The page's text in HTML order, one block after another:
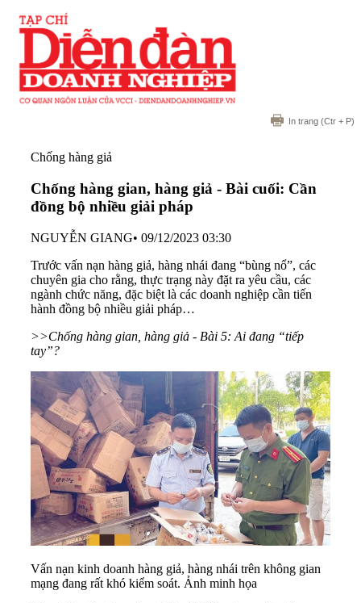
In trang (Ctr + P)
Chống hàng giả
Chống hàng gian, hàng giả - Bài cuối: Cần
đồng bộ nhiều giải pháp
NGUYỄN GIANG• 09/12/2023 03:30
Trước vấn nạn hàng giả, hàng nhái đang “bùng nổ”, các
chuyên gia cho rằng, thực trạng này đặt ra yêu cầu, các
ngành chức năng, đặc biệt là các doanh nghiệp cần tiến
hành đồng bộ nhiều giải pháp…
>>Chống hàng gian, hàng giả - Bài 5: Ai đang “tiếp
tay”?
Vấn nạn kinh doanh hàng giả, hàng nhái trên không gian
mạng đang rất khó kiểm soát. Ảnh minh họa